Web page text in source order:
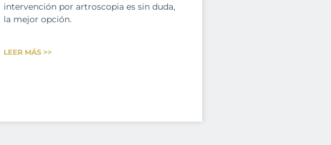
intervención por artroscopia es sin duda,
la mejor opción.
LEER MÁS >>